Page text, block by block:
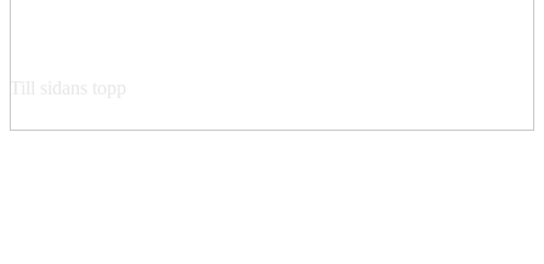
Till sidans topp